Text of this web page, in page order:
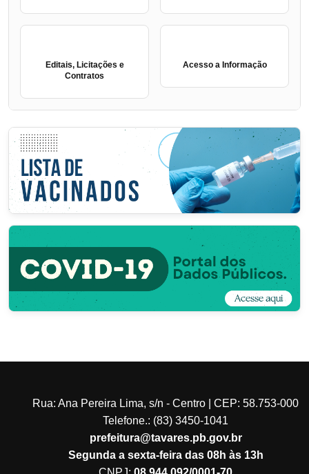
Editais, Licitações e
Contratos
Acesso a Informação
Rua: Ana Pereira Lima, s/n - Centro | CEP: 58.753-000
Telefone.: (83) 3450-1041
prefeitura@tavares.pb.gov.br
Segunda a sexta-feira das 08h às 13h